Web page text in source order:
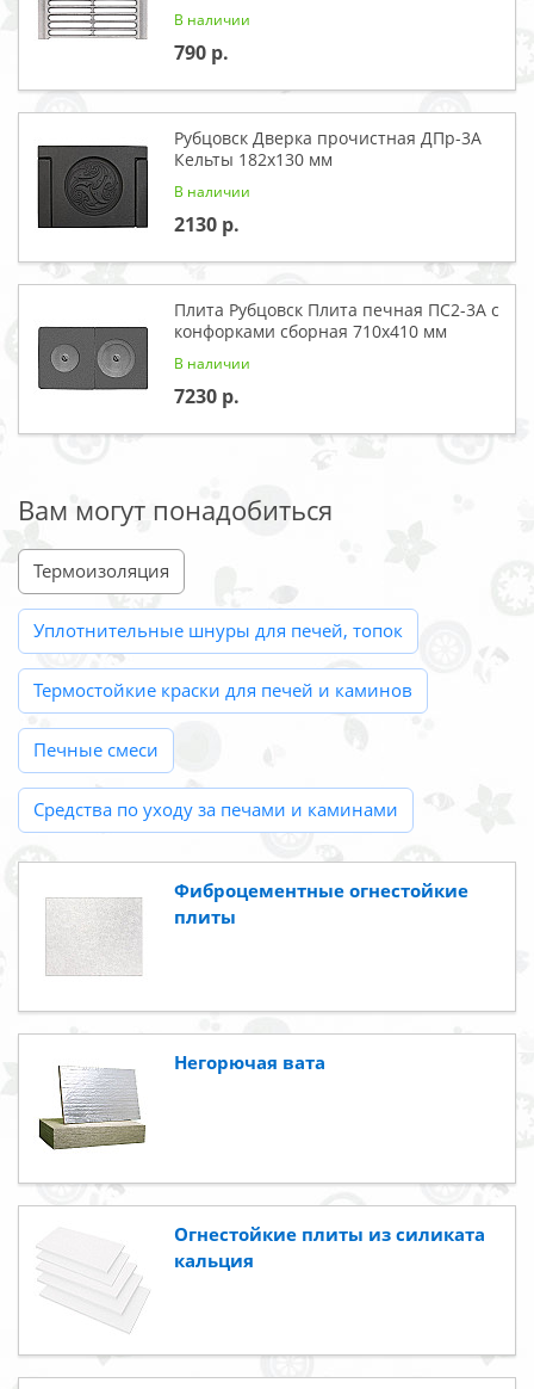
В наличии
790
Рубцовск Дверка прочистная ДПр-3А
Кельты 182x130 мм
В наличии
2130
Плита Рубцовск Плита печная ПС2-3А с
конфорками сборная 710х410 мм
В наличии
7230
Вам могут понадобиться
Термоизоляция
Уплотнительные шнуры для печей, топок
Термостойкие краски для печей и каминов
Печные смеси
Средства по уходу за печами и каминами
Фиброцементные огнестойкие
плиты
Негорючая вата
Огнестойкие плиты из силиката
кальция